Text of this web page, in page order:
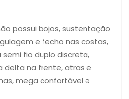
possui bojos, sustentação
e fecho nas costas,
semi fio duplo discreta,
delta na frente, atras e
mega confortável e